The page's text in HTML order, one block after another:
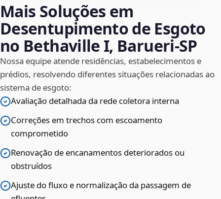
Mais Soluções em
Desentupimento de Esgoto
no Bethaville I, Barueri‑SP
Nossa equipe atende residências, estabelecimentos e
prédios, resolvendo diferentes situações relacionadas ao
sistema de esgoto:
Avaliação detalhada da rede coletora interna
Correções em trechos com escoamento
comprometido
Renovação de encanamentos deteriorados ou
obstruídos
Ajuste do fluxo e normalização da passagem de